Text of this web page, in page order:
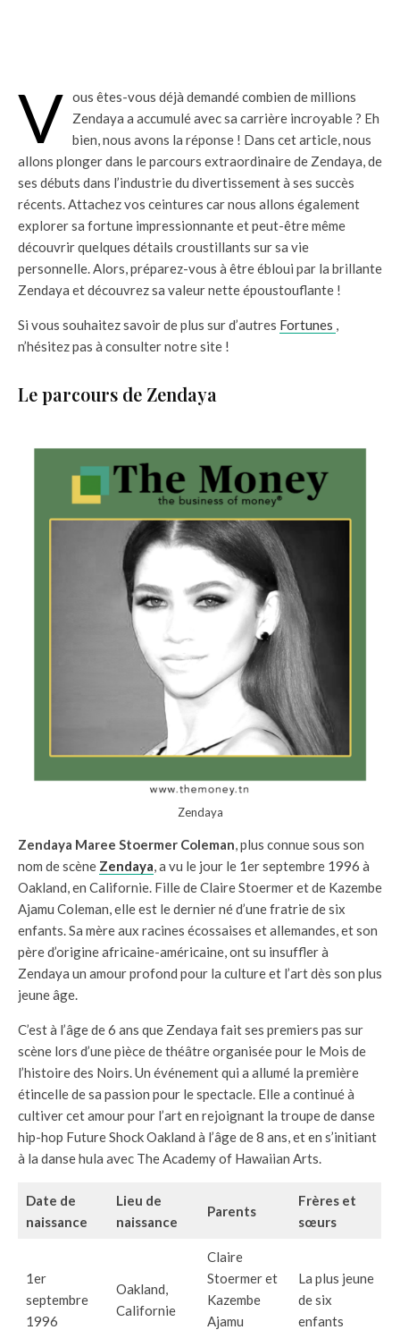
V ous êtes-vous déjà demandé combien de millions
Zendaya a accumulé avec sa carrière incroyable ? Eh
bien, nous avons la réponse ! Dans cet article, nous
allons plonger dans le parcours extraordinaire de Zendaya, de
ses débuts dans l’industrie du divertissement à ses succès
récents. Attachez vos ceintures car nous allons également
explorer sa fortune impressionnante et peut-être même
découvrir quelques détails croustillants sur sa vie
personnelle. Alors, préparez-vous à être ébloui par la brillante
Zendaya et découvrez sa valeur nette époustouflante !
Si vous souhaitez savoir de plus sur d’autres Fortunes ,
n’hésitez pas à consulter notre site !
Le parcours de Zendaya
Zendaya
Zendaya Maree Stoermer Coleman , plus connue sous son
nom de scène Zendaya , a vu le jour le 1er septembre 1996 à
Oakland, en Californie. Fille de Claire Stoermer et de Kazembe
Ajamu Coleman, elle est le dernier né d’une fratrie de six
enfants. Sa mère aux racines écossaises et allemandes, et son
père d’origine africaine-américaine, ont su insuffler à
Zendaya un amour profond pour la culture et l’art dès son plus
jeune âge.
C’est à l’âge de 6 ans que Zendaya fait ses premiers pas sur
scène lors d’une pièce de théâtre organisée pour le Mois de
l’histoire des Noirs. Un événement qui a allumé la première
étincelle de sa passion pour le spectacle. Elle a continué à
cultiver cet amour pour l’art en rejoignant la troupe de danse
hip-hop Future Shock Oakland à l’âge de 8 ans, et en s’initiant
à la danse hula avec The Academy of Hawaiian Arts.
Date de
naissance
Lieu de
naissance
Parents
Frères et
sœurs
1er
septembre
1996
Oakland,
Californie
Claire
Stoermer et
Kazembe
Ajamu
La plus jeune
de six
enfants